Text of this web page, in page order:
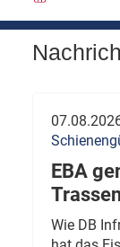
EBA
Wie DB